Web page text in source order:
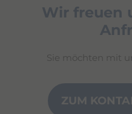
Wir freuen
Sie möchten mit
ZUM